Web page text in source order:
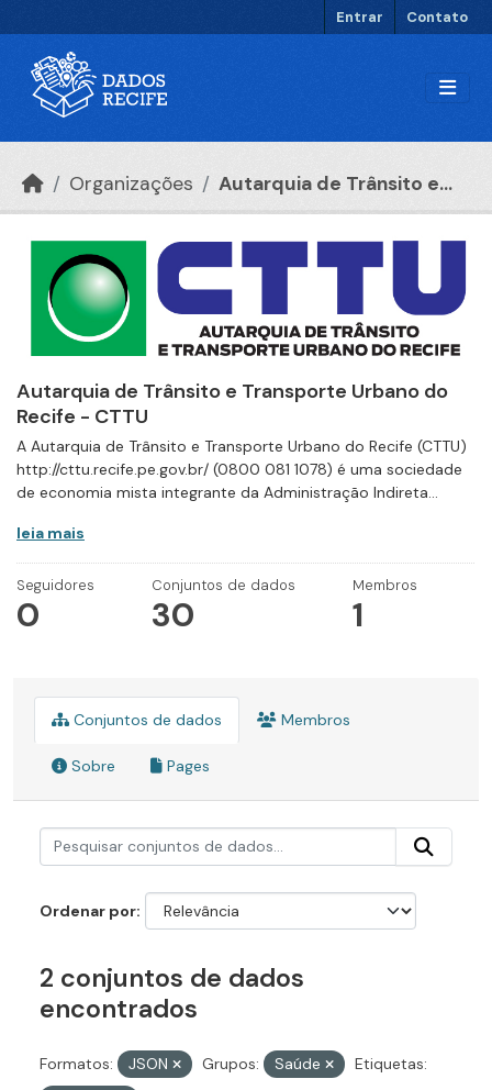
Entrar Contato
Organizações Autarquia de Trânsito e...
Autarquia de Trânsito e Transporte Urbano do
Recife - CTTU
A Autarquia de Trânsito e Transporte Urbano do Recife (CTTU)
http://cttu.recife.pe.gov.br/ (0800 081 1078) é uma sociedade
de economia mista integrante da Administração Indireta...
leia mais
Seguidores
0
Conjuntos de dados
30
Membros
1
Conjuntos de dados Membros
Sobre Pages
Ordenar por
2 conjuntos de dados
encontrados
Formatos: JSON Grupos: Saúde
Etiquetas: